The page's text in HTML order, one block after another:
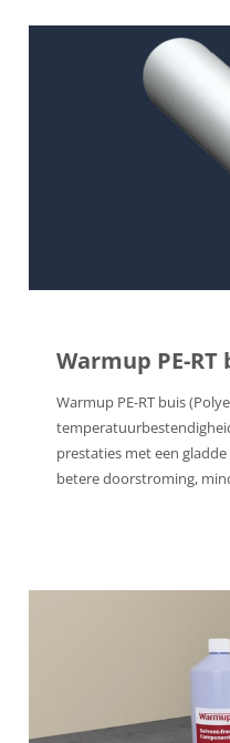
Warmup PE-RT
Warmup PE-RT buis
prestaties met een
betere doorstroming,